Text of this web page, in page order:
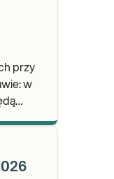
przy
w